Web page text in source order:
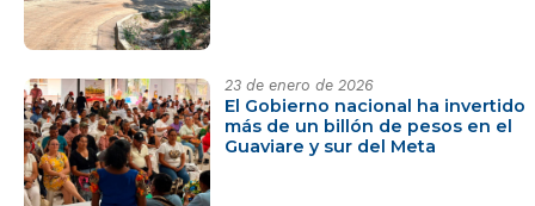
23 de enero de 2026
El Gobierno nacional ha invertido
más de un billón de pesos en el
Guaviare y sur del Meta